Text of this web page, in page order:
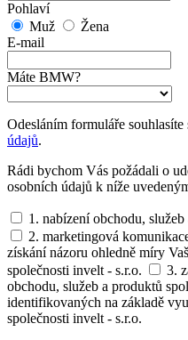
Pohlaví
Muž
Žena
E-mail
Máte BMW?
Odesláním formuláře souhlasíte
údajů.
Rádi bychom Vás požádali o
osobních údajů k níže
1. nabízení obchodu,
2. marketingová
získání názoru ohledně míry
společnosti invelt - s.r.o.
3.
obchodu, služeb a produktů
identifikovaných na základě
společnosti invelt - s.r.o.